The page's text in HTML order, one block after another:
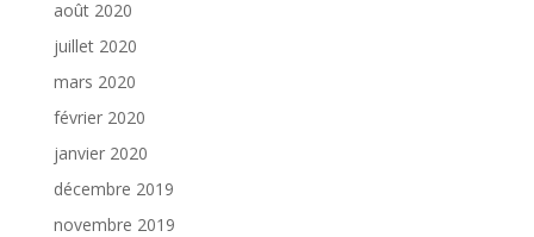
août 2020
juillet 2020
mars 2020
février 2020
janvier 2020
décembre 2019
novembre 2019